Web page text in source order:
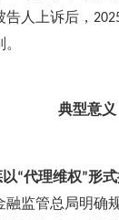
人上诉后，
典型意义
“代理维权”形
融监管总局明确